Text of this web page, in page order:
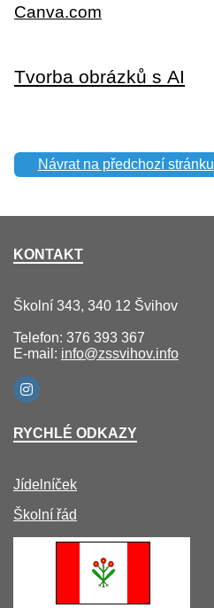
Canva.com
Tvorba obrázků s AI
Návrat na předchozí stránku
KONTAKT
Školní 343, 340 12 Švihov
Telefon: 376 393 367
E-mail: info@zssvihov.info
RYCHLÉ ODKAZY
Jídelníček
Školní řád